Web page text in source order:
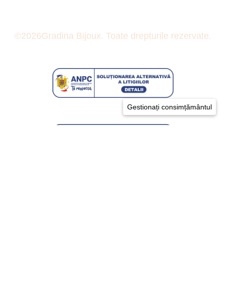
©2026Gradina Bijoux. Toate drepturile rezervate.
Gestionați consimțământul